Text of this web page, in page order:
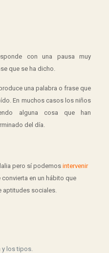
con una pausa muy
que se ha dicho.
una palabra o frase que
En muchos casos los niños
alguna cosa que han
del día.
pero sí podemosintervenir
en un hábito que
aptitudes sociales.
los tipos.